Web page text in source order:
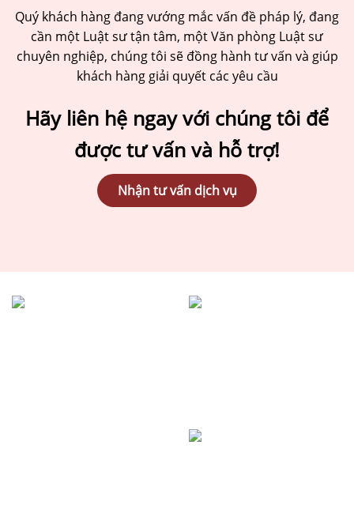
Quý khách hàng đang vướng mắc vấn đề pháp lý, đang
cần một Luật sư tận tâm, một Văn phòng Luật sư
chuyên nghiệp, chúng tôi sẽ đồng hành tư vấn và giúp
khách hàng giải quyết các yêu cầu
Hãy liên hệ ngay với chúng tôi để
được tư vấn và hỗ trợ!
Nhận tư vấn dịch vụ